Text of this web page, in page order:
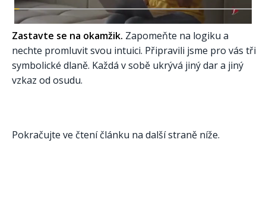
Zastavte se na okamžik. Zapomeňte na logiku a
nechte promluvit svou intuici. Připravili jsme pro vás tři
symbolické dlaně. Každá v sobě ukrývá jiný dar a jiný
vzkaz od osudu.
Pokračujte ve čtení článku na další straně níže.